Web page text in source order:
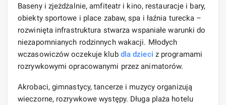
Baseny i zjeżdżalnie, amfiteatr i kino, restauracje i bary,
obiekty sportowe i place zabaw, spa i łaźnia turecka –
rozwinięta infrastruktura stwarza wspaniałe warunki do
niezapomnianych rodzinnych wakacji. Młodych
wczasowiczów oczekuje klub dla dzieci z programami
rozrywkowymi opracowanymi przez animatorów.
Akrobaci, gimnastycy, tancerze i muzycy organizują
wieczorne, rozrywkowe występy. Długa plaża hotelu